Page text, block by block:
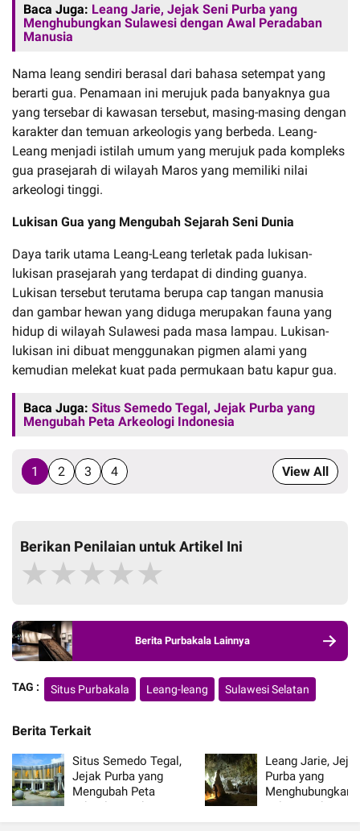
Baca Juga: Leang Jarie, Jejak Seni Purba yang
Menghubungkan Sulawesi dengan Awal Peradaban
Manusia
Nama leang sendiri berasal dari bahasa setempat yang
berarti gua. Penamaan ini merujuk pada banyaknya gua
yang tersebar di kawasan tersebut, masing-masing dengan
karakter dan temuan arkeologis yang berbeda. Leang-
Leang menjadi istilah umum yang merujuk pada kompleks
gua prasejarah di wilayah Maros yang memiliki nilai
arkeologi tinggi.
Lukisan Gua yang Mengubah Sejarah Seni Dunia
Daya tarik utama Leang-Leang terletak pada lukisan-
lukisan prasejarah yang terdapat di dinding guanya.
Lukisan tersebut terutama berupa cap tangan manusia
dan gambar hewan yang diduga merupakan fauna yang
hidup di wilayah Sulawesi pada masa lampau. Lukisan-
lukisan ini dibuat menggunakan pigmen alami yang
kemudian melekat kuat pada permukaan batu kapur gua.
Baca Juga: Situs Semedo Tegal, Jejak Purba yang
Mengubah Peta Arkeologi Indonesia
1 2 3 4 View All
Berikan Penilaian untuk Artikel Ini
★★★★★
Berita Purbakala Lainnya
TAG : Situs Purbakala Leang-leang Sulawesi Selatan
Berita Terkait
Situs Semedo Tegal,
Jejak Purba yang
Mengubah Peta
Arkeologi Indonesia
Leang Jarie,
Purba yang
Menghubungkan
Sulawesi